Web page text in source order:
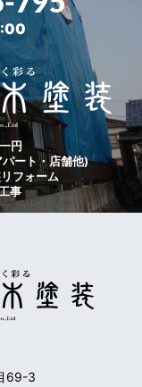
円
ート・店舗他)
フォーム
事
69-3